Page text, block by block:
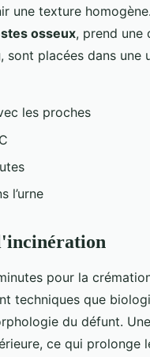
une texture
osseux, prend une
, sont placées dans une
les proches
l’urne
pour la
techniques que
du défunt.
ce qui prolonge